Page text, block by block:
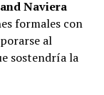
Naviera
formales con
al
sostendría la